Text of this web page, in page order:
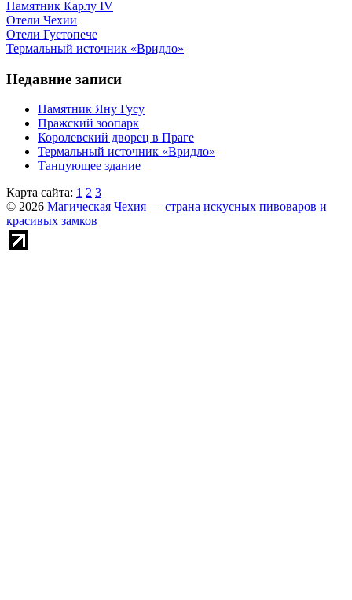
Памятник Карлу IV
Отели Чехии
Отели Густопече
Термальный источник «Вридло»
Недавние записи
Памятник Яну Гусу
Пражский зоопарк
Королевский дворец в Праге
Термальный источник «Вридло»
Танцующее здание
Карта сайта: 1 2 3
© 2026 Магическая Чехия — страна искусных пивоваров и
красивых замков